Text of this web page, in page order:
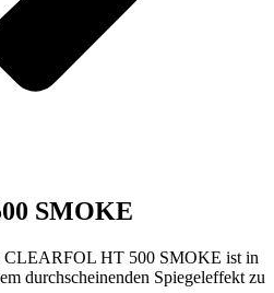
SMOKE
CLEARFOL HT 500 SMOKE ist in
durchscheinenden Spiegeleffekt zu